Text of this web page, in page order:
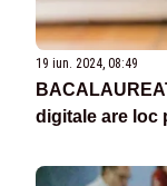
19 iun. 2024, 08:49
digitale are loc